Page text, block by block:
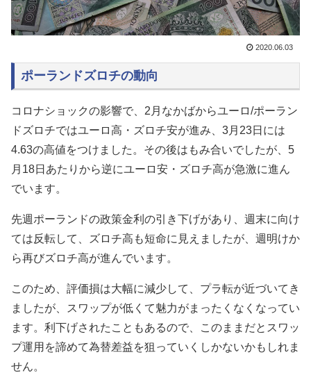
2020.06.03
ポーランドズロチの動向
コロナショックの影響で、2月なかばからユーロ/ポーラン
ドズロチではユーロ高・ズロチ安が進み、3月23日には
4.63の高値をつけました。その後はもみ合いでしたが、5
月18日あたりから逆にユーロ安・ズロチ高が急激に進ん
でいます。
先週ポーランドの政策金利の引き下げがあり、週末に向け
ては反転して、ズロチ高も短命に見えましたが、週明けか
ら再びズロチ高が進んでいます。
このため、評価損は大幅に減少して、プラ転が近づいてき
ましたが、スワップが低くて魅力がまったくなくなってい
ます。利下げされたこともあるので、このままだとスワッ
プ運用を諦めて為替差益を狙っていくしかないかもしれま
せん。